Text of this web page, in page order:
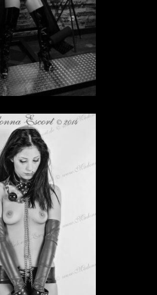
Sklavin Lisa
SKLAVIN IN HESSEN